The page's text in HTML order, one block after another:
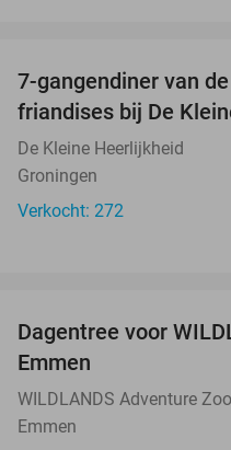
7-gangendiner van
friandises bij De
De Kleine Heerlijkheid
Groningen
Verkocht: 272
Dagentree voor
Emmen
WILDLANDS Adventure
Emmen